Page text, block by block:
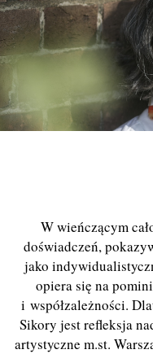
W wieńczącym
doświadczeń,
jako
opiera się na
i współzależności.
Sikory jest refleksja
artystyczne m.st.